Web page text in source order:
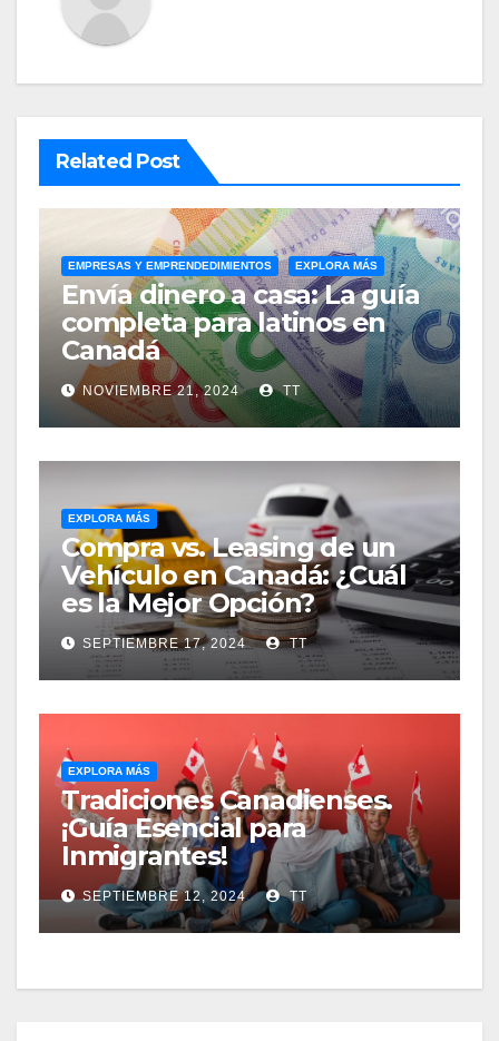
Related Post
EMPRESAS Y EMPRENDEDIMIENTOS EXPLORA MÁS
Envía dinero a casa: La guía
completa para latinos en
Canadá
NOVIEMBRE 21, 2024 TT
EXPLORA MÁS
Compra vs. Leasing de un
Vehículo en Canadá: ¿Cuál
es la Mejor Opción?
SEPTIEMBRE 17, 2024 TT
EXPLORA MÁS
Tradiciones Canadienses.
¡Guía Esencial para
Inmigrantes!
SEPTIEMBRE 12, 2024 TT